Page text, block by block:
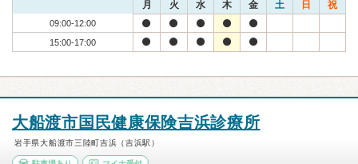
月 火 水 木 金 土 日 祝
09:00-12:00
15:00-17:00
大船渡市国民健康保険吉浜診療所
岩手県大船渡市三陸町吉浜（吉浜駅）